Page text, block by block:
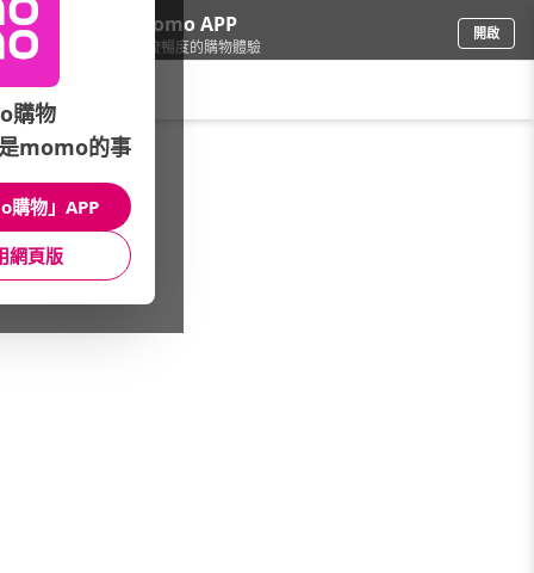
下載momo APP
給你3倍流暢度的購物體驗
開啟
文具樂器/樂器/管樂器
館長推薦 月銷量
購物
momo的事
購物」APP
網頁版